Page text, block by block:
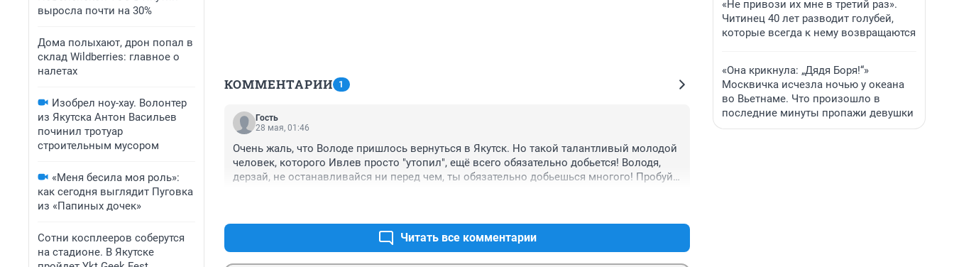
выросла почти на 30%
Дома полыхают, дрон попал в
склад Wildberries: главное о
налетах
Изобрел ноу-хау. Волонтер
из Якутска Антон Васильев
починил тротуар
строительным мусором
«Меня бесила моя роль»:
как сегодня выглядит Пуговка
из «Папиных дочек»
Сотни косплееров соберутся
на стадионе. В Якутске
КОММЕНТАРИИ 1
Гость
28 мая, 01:46
Очень жаль, что Володе пришлось вернуться в Якутск. Но такой талантливый молодой
человек, которого Ивлев просто "утопил", ещё всего обязательно добьется! Володя,
дерзай, не останавливайся ни перед чем, ты обязательно добьешься многого! Пробуй
Читать все комментарии
«Не привози их мне в третий раз».
Читинец 40 лет разводит голубей,
которые всегда к нему возвращаются
«Она крикнула: „Дядя Боря!“»
Москвичка исчезла ночью у океана
во Вьетнаме. Что произошло в
последние минуты пропажи девушки